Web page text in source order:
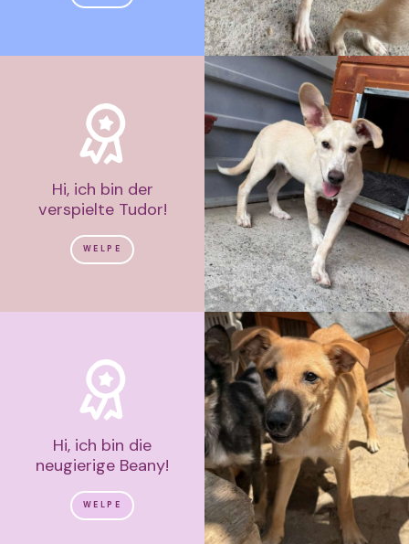
Hi, ich bin der
verspielte Tudor!
WELPE
Hi, ich bin die
neugierige Beany!
WELPE